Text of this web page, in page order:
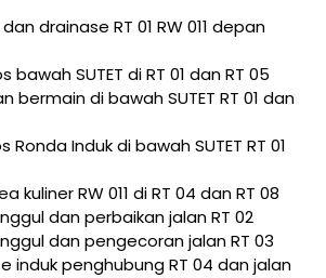
drainase RT 01 RW 011 depan
SUTET di RT 01 dan RT 05
di bawah SUTET RT 01 dan
Induk di bawah SUTET RT 01
kuliner RW 011 di RT 04 dan RT 08
dan perbaikan jalan RT 02
dan pengecoran jalan RT 03
induk penghubung RT 04 dan jalan